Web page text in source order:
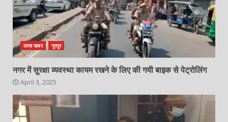
ताजा खबर नूरपुर
नगर में सुरक्षा व्यवस्था कायम रखने के लिए की गयी बाइक से पेट्रोलिंग
April 3, 2025